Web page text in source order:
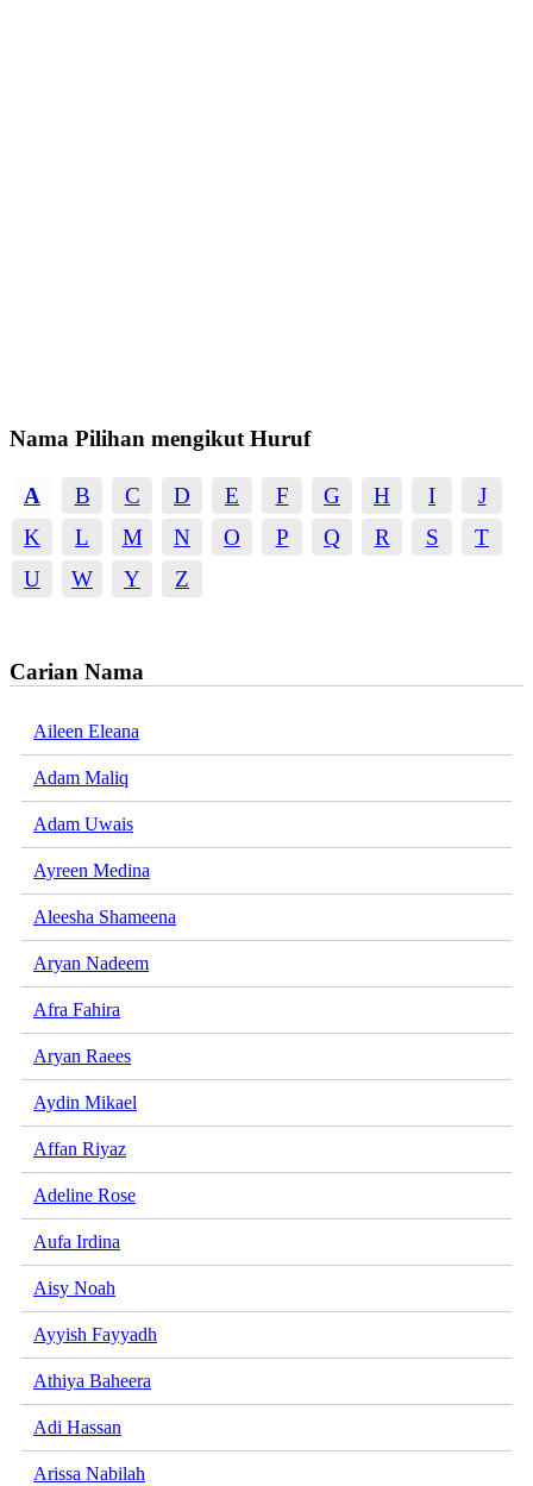
Nama Pilihan mengikut Huruf
A B C D E F G H I
J
K
L M N O P Q R S
T
U
W Y Z
Carian Nama
Aileen Eleana
Adam Maliq
Adam Uwais
Ayreen Medina
Aleesha Shameena
Aryan Nadeem
Afra Fahira
Aryan Raees
Aydin Mikael
Affan Riyaz
Adeline Rose
Aufa Irdina
Aisy Noah
Ayyish Fayyadh
Athiya Baheera
Adi Hassan
Arissa Nabilah